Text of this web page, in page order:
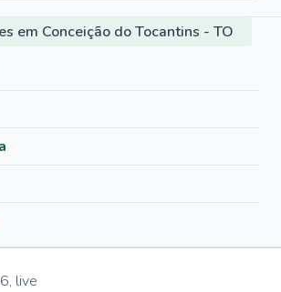
em Conceição do Tocantins - TO
, live